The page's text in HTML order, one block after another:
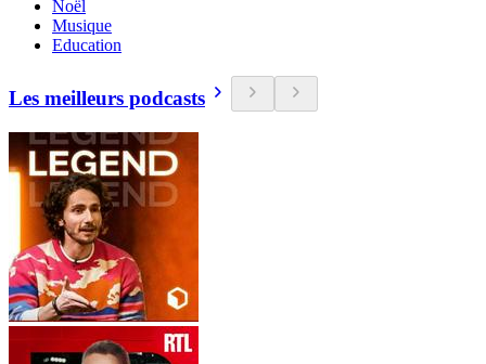
Noël
Musique
Education
Les meilleurs podcasts